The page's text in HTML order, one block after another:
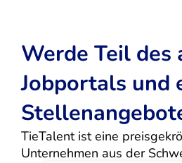
Werde Teil des
Jobportals und
TieTalent ist eine
Unternehmen aus der